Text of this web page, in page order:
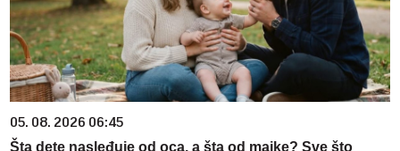
05. 08. 2026 06:45
Šta dete nasleđuje od oca, a šta od majke? Sve što